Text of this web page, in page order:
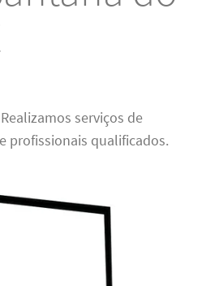
serviços de
profissionais qualificados.